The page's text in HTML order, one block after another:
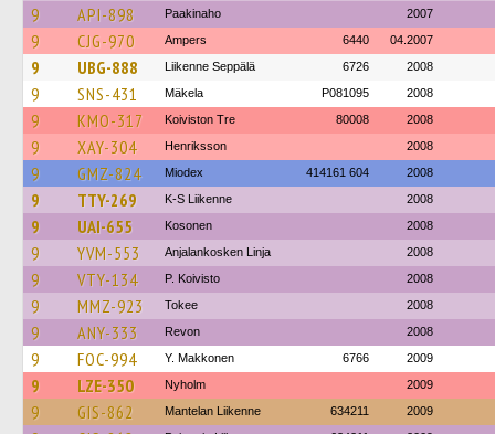
9 API-898 Paakinaho 2007
9 CJG-970 Ampers 6440 04.2007
9 UBG-888 Liikenne Seppälä 6726 2008
9 SNS-431 Mäkela P081095 2008
9 KMO-317 Koiviston Tre 80008 2008
9 XAY-304 Henriksson 2008
9 GMZ-824 Miodex 414161 604 2008
9 TTY-269 K-S Liikenne 2008
9 UAI-655 Kosonen 2008
9 YVM-553 Anjalankosken Linja 2008
9 VTY-134 P. Koivisto 2008
9 MMZ-923 Tokee 2008
9 ANY-333 Revon 2008
9 FOC-994 Y. Makkonen 6766 2009
9 LZE-350 Nyholm 2009
9 GIS-862 Mantelan Liikenne 634211 2009